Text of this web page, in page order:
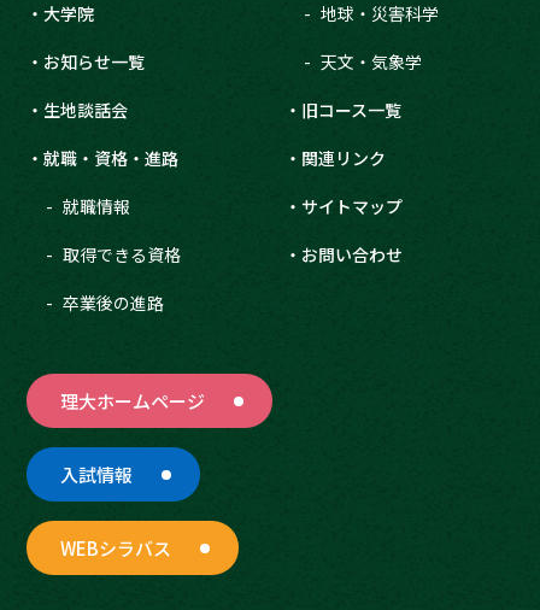
大学院
お知らせ一覧
生地談話会
地球・災害科学
天文・気象学
旧コース一覧
就職・資格・進路
就職情報
取得できる資格
卒業後の進路
関連リンク
サイトマップ
お問い合わせ
理大ホームページ
入試情報
WEBシラバス